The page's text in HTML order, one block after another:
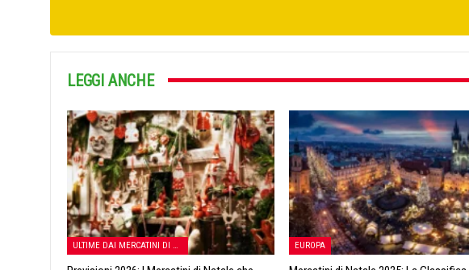
LEGGI ANCHE
ULTIME DAI MERCATINI DI NATALE EUROPA